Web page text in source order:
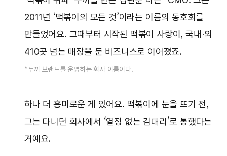
2011년 ‘떡볶이의 모든 것’이라는 이름의 동호회를
만들었어요. 그때부터 시작된 떡볶이 사랑이, 국내·외
410곳 넘는 매장을 둔 비즈니스로 이어졌죠.
*두끼 브랜드를 운영하는 회사 이름이다.
하나 더 흥미로운 게 있어요. 떡볶이에 눈을 뜨기 전,
그는 다니던 회사에서 ‘열정 없는 김대리’로 통했다는
거예요.